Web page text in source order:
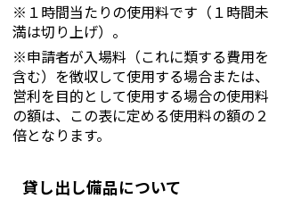
※１時間当たりの使用料です（１時間未
満は切り上げ）。
※申請者が入場料（これに類する費用を
含む）を徴収して使用する場合または、
営利を目的として使用する場合の使用料
の額は、この表に定める使用料の額の２
倍となります。
貸し出し備品について